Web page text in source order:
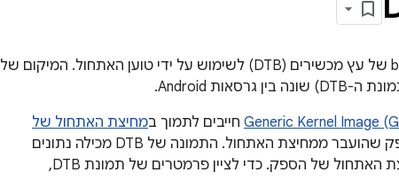
הטמעות של Android יכולות לכלול תמונה של blob של עץ מכשירים (DTB) לשימוש על ידי טוען האתחול. המיקום של
Generic Kernel Image חייבים לתמוך במחיצת האתחול של
, שכוללת את כל המידע הספציפי לספק שהועבר ממחיצת האתחול. התמונה של DTB מכילה נתונים
ספציפיים לספק, ולכן היא עכשיו חלק ממחיצת האתחול של הספק. כדי לציין פרמטרים של תמונת DTB,